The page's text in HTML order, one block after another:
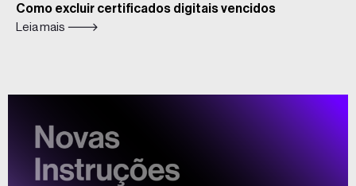
Como excluir certificados digitais vencidos
Leia mais 🡒